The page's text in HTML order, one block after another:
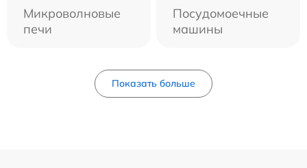
Микроволновые
печи
Посудомоечные
машины
Показать больше